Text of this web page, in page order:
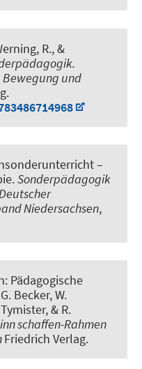
R., &
Bewegung und
–
.Sonderpädagogik
Niedersachsen,
Pädagogische
Becker, W.
& R.
schaffen-Rahmen
Friedrich Verlag.